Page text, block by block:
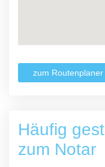
zum Routenplaner
Häufig
zum Notar